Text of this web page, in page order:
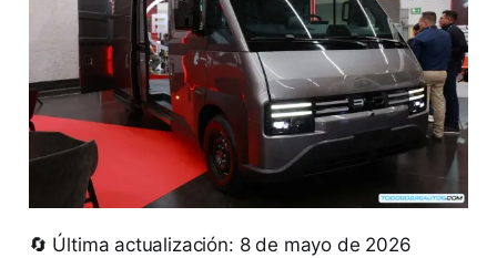
🔄 Última actualización: 8 de mayo de 2026